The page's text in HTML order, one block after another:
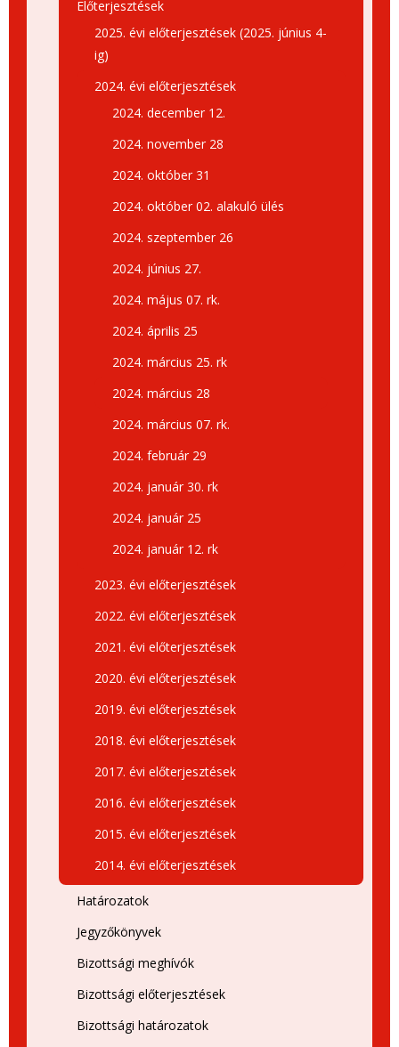
Előterjesztések
2025. évi előterjesztések (2025. június 4-
ig)
2024. évi előterjesztések
2024. december 12.
2024. november 28
2024. október 31
2024. október 02. alakuló ülés
2024. szeptember 26
2024. június 27.
2024. május 07. rk.
2024. április 25
2024. március 25. rk
2024. március 28
2024. március 07. rk.
2024. február 29
2024. január 30. rk
2024. január 25
2024. január 12. rk
2023. évi előterjesztések
2022. évi előterjesztések
2021. évi előterjesztések
2020. évi előterjesztések
2019. évi előterjesztések
2018. évi előterjesztések
2017. évi előterjesztések
2016. évi előterjesztések
2015. évi előterjesztések
2014. évi előterjesztések
Határozatok
Jegyzőkönyvek
Bizottsági meghívók
Bizottsági előterjesztések
Bizottsági határozatok